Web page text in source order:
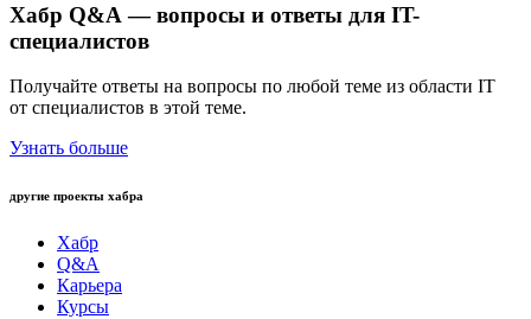
Хабр Q&A — вопросы и ответы для IT-
специалистов
Получайте ответы на вопросы по любой теме из области IT
от специалистов в этой теме.
Узнать больше
другие проекты хабра
Хабр
Q&A
Карьера
Курсы